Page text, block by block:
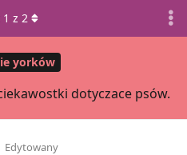
yorków
dotyczace psów.
1 z 2
Edytowany